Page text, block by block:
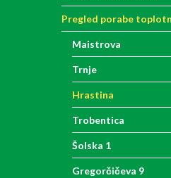
Pregled porabe
Maistrova
Trnje
Hrastina
Trobentica
Šolska 1
Gregorčičeva 9